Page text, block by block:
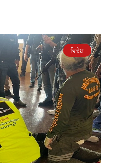
ਵਿਦੇਸ਼